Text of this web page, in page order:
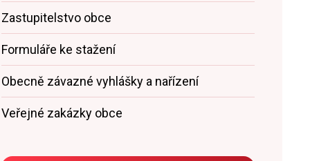
Zastupitelstvo obce
Formuláře ke stažení
Obecně závazné vyhlášky a nařízení
Veřejné zakázky obce